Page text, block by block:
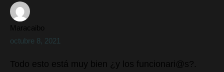
Maracaibo
octubre 8, 2021
Todo esto está muy bien ¿y los funcionari@s?.